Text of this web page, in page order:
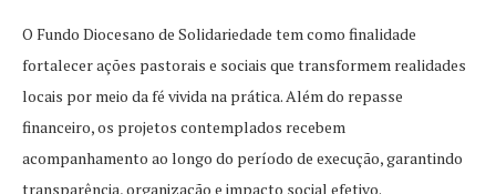
O Fundo Diocesano de Solidariedade tem como finalidade
fortalecer ações pastorais e sociais que transformem realidades
locais por meio da fé vivida na prática. Além do repasse
financeiro, os projetos contemplados recebem
acompanhamento ao longo do período de execução, garantindo
transparência, organização e impacto social efetivo.